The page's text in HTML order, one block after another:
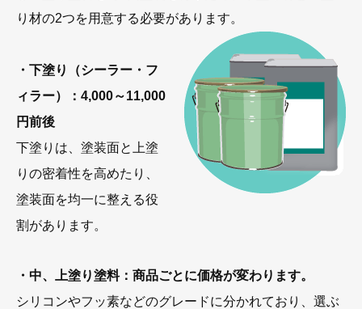
り材の2つを用意する必要があります。
・下塗り（シーラー・フ
ィラー）：4,000～11,000
円前後
下塗りは、塗装面と上塗
りの密着性を高めたり、
塗装面を均一に整える役
割があります。
・中、上塗り塗料：商品ごとに価格が変わります。
シリコンやフッ素などのグレードに分かれており、選ぶ